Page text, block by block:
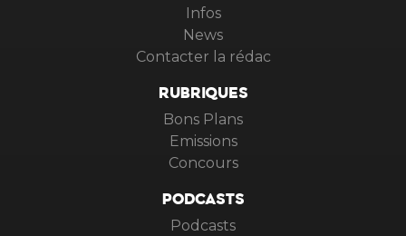
Infos
News
Contacter la rédac
RUBRIQUES
Bons Plans
Emissions
Concours
PODCASTS
Podcasts